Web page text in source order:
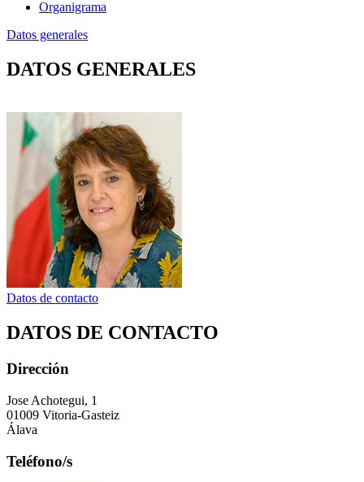
Organigrama
Datos generales
DATOS GENERALES
Datos de contacto
DATOS DE CONTACTO
Dirección
Jose Achotegui, 1
01009 Vitoria-Gasteiz
Álava
Teléfono/s